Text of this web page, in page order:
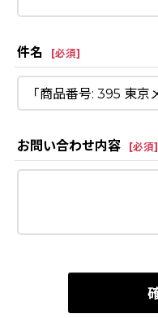
件名 [必須]
お問い合わせ内容 [必須]